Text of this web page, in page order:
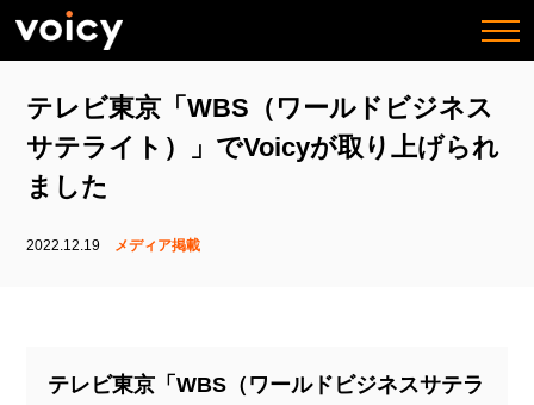
テレビ東京「WBS（ワールドビジネス
サテライト）」でVoicyが取り上げられ
ました
2022.12.19 メディア掲載
テレビ東京「WBS（ワールドビジネスサテラ